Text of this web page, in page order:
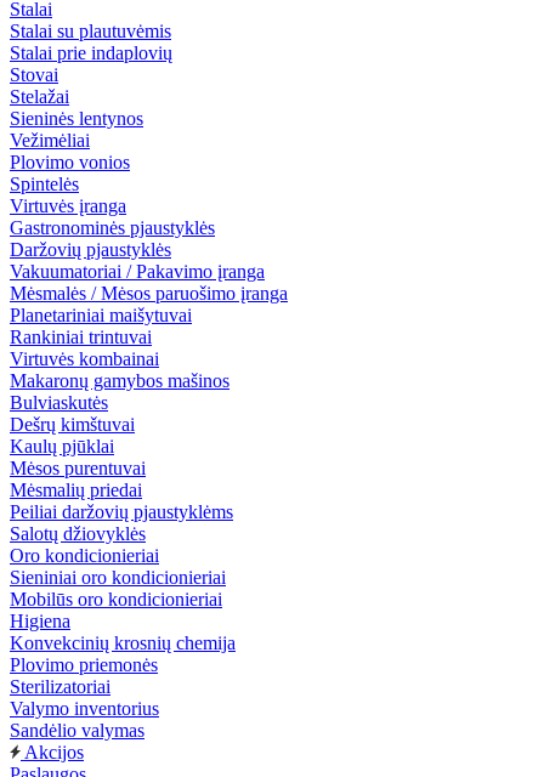
Stalai
Stalai su plautuvėmis
Stalai prie indaplovių
Stovai
Stelažai
Sieninės lentynos
Vežimėliai
Plovimo vonios
Spintelės
Virtuvės įranga
Gastronominės pjaustyklės
Daržovių pjaustyklės
Vakuumatoriai / Pakavimo įranga
Mėsmalės / Mėsos paruošimo įranga
Planetariniai maišytuvai
Rankiniai trintuvai
Virtuvės kombainai
Makaronų gamybos mašinos
Bulviaskutės
Dešrų kimštuvai
Kaulų pjūklai
Mėsos purentuvai
Mėsmalių priedai
Peiliai daržovių pjaustyklėms
Salotų džiovyklės
Oro kondicionieriai
Sieniniai oro kondicionieriai
Mobilūs oro kondicionieriai
Higiena
Konvekcinių krosnių chemija
Plovimo priemonės
Sterilizatoriai
Valymo inventorius
Sandėlio valymas
Akcijos